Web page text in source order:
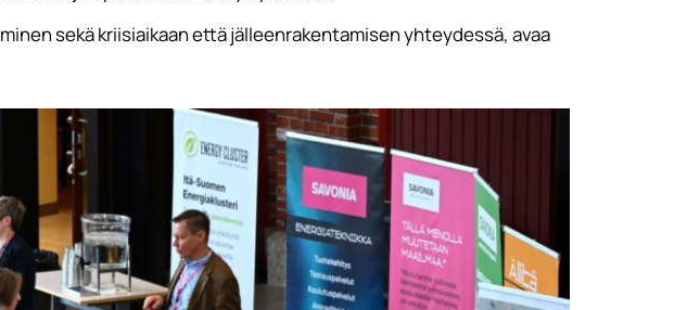
sekä kriisiaikaan että jälleenrakentamisen yhteydessä, avaa